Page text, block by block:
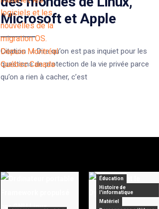
Microsoft et Apple
Citation : « Dire qu’on est pas inquiet pour les
questions de protection de la vie privée parce
qu’on a rien à cacher, c’est
Éducation
Histoire de
l'informatique
Matériel